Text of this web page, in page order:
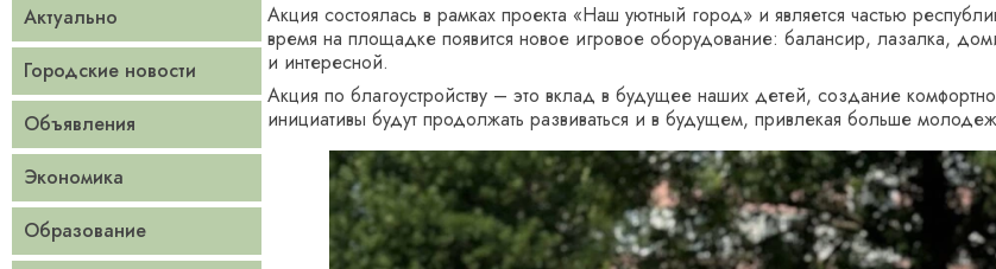
Актуально
Городские новости
Объявления
Экономика
Образование
Акция состоялась в рамках проекта «Наш уютный город» и является частью
время на площадке появится новое игровое оборудование: балансир, лазалка,
и интересной.
Акция по благоустройству – это вклад в будущее наших детей, создание
инициативы будут продолжать развиваться и в будущем, привлекая больше